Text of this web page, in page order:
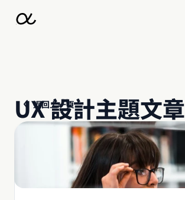
返回上一頁
UX 設計主題文章